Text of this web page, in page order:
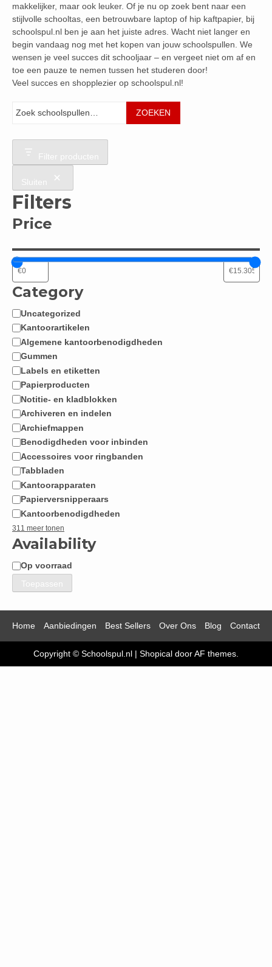
makkelijker, maar ook leuker. Of je nu op zoek bent naar een
stijlvolle schooltas, een betrouwbare laptop of hip kaftpapier, bij
schoolspul.nl ben je aan het juiste adres. Wacht niet langer en
begin vandaag nog met het kopen van jouw schoolspullen. We
wensen je veel succes dit schooljaar – en vergeet niet om af en
toe een pauze te nemen tussen het studeren door!
Veel succes en shopplezier op schoolspul.nl!
ZOEKEN
Filter producten
Sluiten
Filters
Price
Category
Categorie
Uncategorized
Kantoorartikelen
Algemene kantoorbenodigdheden
Gummen
Labels en etiketten
Papierproducten
Notitie- en kladblokken
Archiveren en indelen
Archiefmappen
Benodigdheden voor inbinden
Accessoires voor ringbanden
Tabbladen
Kantoorapparaten
Papierversnipperaars
Kantoorbenodigdheden
311 meer tonen
Availability
Beschikbaarheid
Op voorraad
Toepassen
Home Aanbiedingen Best Sellers Over Ons Blog Contact
Copyright © Schoolspul.nl | Shopical door AF themes.